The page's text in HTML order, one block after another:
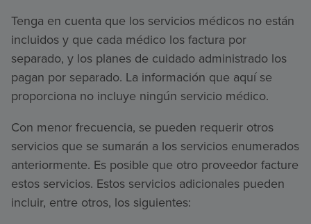
Tenga en cuenta que los servicios médicos no están
incluidos y que cada médico los factura por
separado, y los planes de cuidado administrado los
pagan por separado. La información que aquí se
proporciona no incluye ningún servicio médico.
Con menor frecuencia, se pueden requerir otros
servicios que se sumarán a los servicios enumerados
anteriormente. Es posible que otro proveedor facture
estos servicios. Estos servicios adicionales pueden
incluir, entre otros, los siguientes: